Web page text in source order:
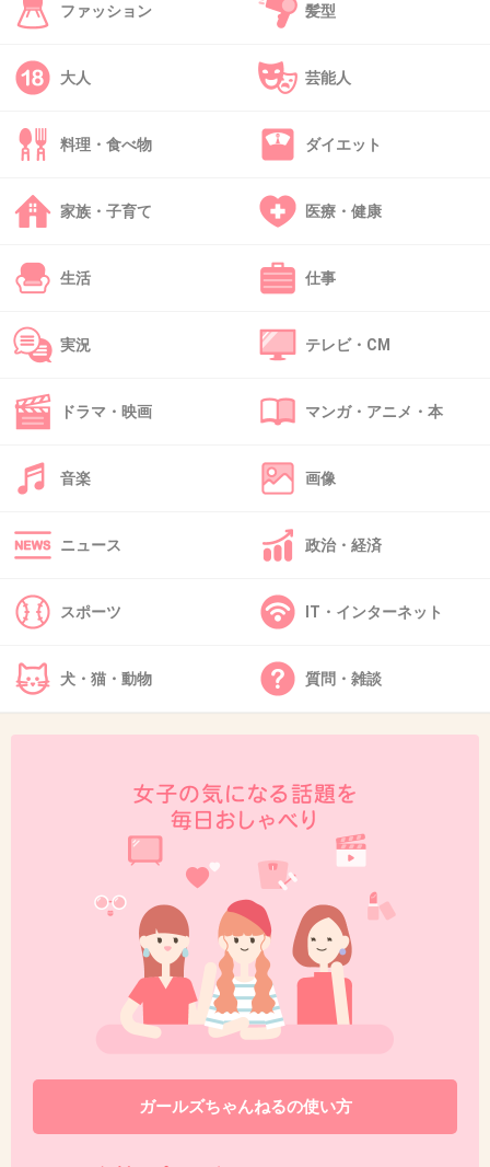
っくらしたような？？
あと、水着がノンワイヤーっぽいから、テレビ
のときは寄せてあげてるのかも？
+241
27. 匿名
今のブラとかってすごいから、無理して盛って
るだけぢゃない？
この番組だけじゃなくて他の写真なくちゃ断言
するのは早いと思う！！
-11
垂れてない？
寄せて、上げても ここまでならないよ！
バレバレで逆に恥ずかしいけど……(>_<)
2014/03/13(木) 09:04:43
このトピ立てたの男？(笑)
胸なんて豊胸しなくてもいくらでも盛れるよ？
+175
以前から谷間を作ろうと思えばできてたみたい
ファッション 髪型
大人 芸能人
料理・食べ物 ダイエット
家族・子育て 医療・健康
生活 仕事
実況 テレビ・CM
ドラマ・映画 マンガ・アニメ・本
音楽 画像
ニュース 政治・経済
スポーツ IT・インターネット
犬・猫・動物 質問・雑談
ガールズちゃんねるの使い方